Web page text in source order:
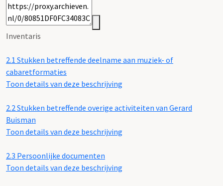
Inventaris
2.1 Stukken betreffende deelname aan muziek- of
cabaretformaties
Toon details van deze beschrijving
2.2Stukken betreffende overige activiteiten van Gerard
Buisman
Toon details van deze beschrijving
2.3 Persoonlijke documenten
Toon details van deze beschrijving